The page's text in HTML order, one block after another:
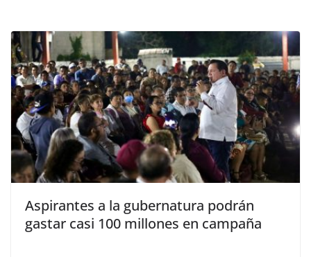
Aspirantes a la gubernatura podrán
gastar casi 100 millones en campaña